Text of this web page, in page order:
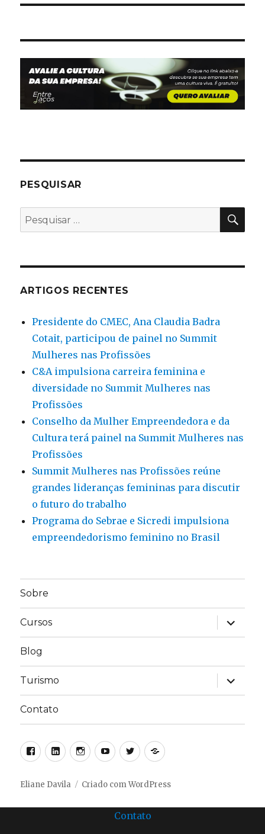
PESQUISAR
Pesquisar
por:
ARTIGOS RECENTES
Presidente do CMEC, Ana Claudia Badra
Cotait, participou de painel no Summit
Mulheres nas Profissões
C&A impulsiona carreira feminina e
diversidade no Summit Mulheres nas
Profissões
Conselho da Mulher Empreendedora e da
Cultura terá painel na Summit Mulheres nas
Profissões
Summit Mulheres nas Profissões reúne
grandes lideranças femininas para discutir
o futuro do trabalho
Programa do Sebrae e Sicredi impulsiona
empreendedorismo feminino no Brasil
Sobre
Cursos
expandir
Blog
Turismo
expandir
Contato
FacebookLinkedinInstagram
YoutubeTwitterLinktree
Eliane Davila Criado com WordPress
Contato